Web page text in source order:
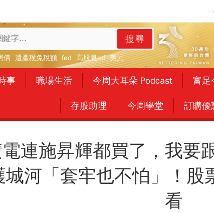
搜尋
價 遺產稅免稅額 fed 高股息etf 美元
事 職場生活 今周大耳朵 Podcast 富足
存股助理 今周學堂 訂購優
連施昇輝都買了，我要
城河「套牢也不怕」！股
看